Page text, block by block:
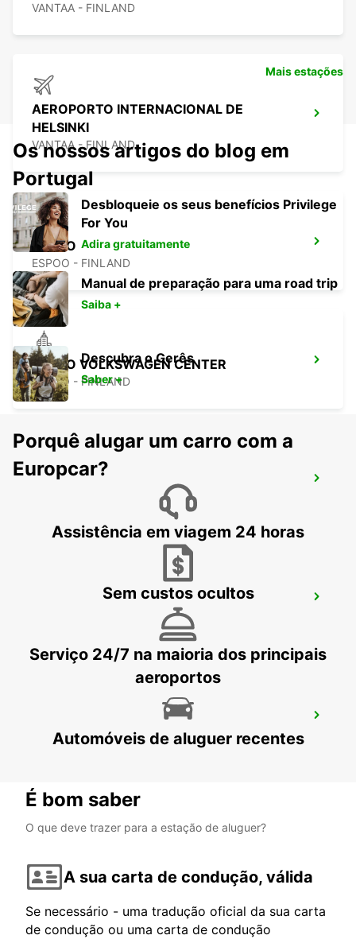
VANTAA - FINLAND
AEROPORTO INTERNACIONAL DE
HELSINKI
VANTAA - FINLAND
ESPOO
ESPOO - FINLAND
ESPOO VOLKSWAGEN CENTER
ESPOO - FINLAND
TALLINN AEROPORTO
LAHTI CENTRO DA CIDADE
TALLINN - ESTONIA
Mais estações
Os nossos artigos do blog em
Portugal
Desbloqueie os seus benefícios Privilege
For You
Adira gratuitamente
Manual de preparação para uma road trip
Saiba +
Descubra o Gerês
Saber +
Porquê alugar um carro com a
Europcar?
Assistência em viagem 24 horas
Sem custos ocultos
Serviço 24/7 na maioria dos principais
aeroportos
Automóveis de aluguer recentes
É bom saber
O que deve trazer para a estação de aluguer?
A sua carta de condução, válida
Se necessário - uma tradução oficial da sua carta
de condução ou uma carta de condução